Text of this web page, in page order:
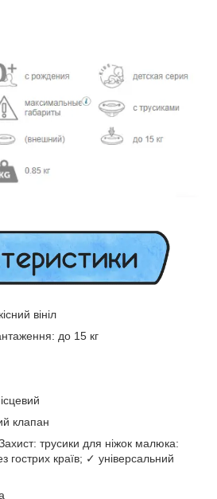
вініл
до 15 кг
клапан
трусики для ніжок малюка:
гострих країв; ✓ універсальний